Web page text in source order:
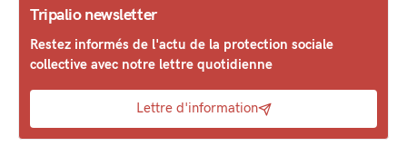
Tripalio newsletter
Restez informés de l'actu de la protection sociale
collective avec notre lettre quotidienne
Lettre d'information